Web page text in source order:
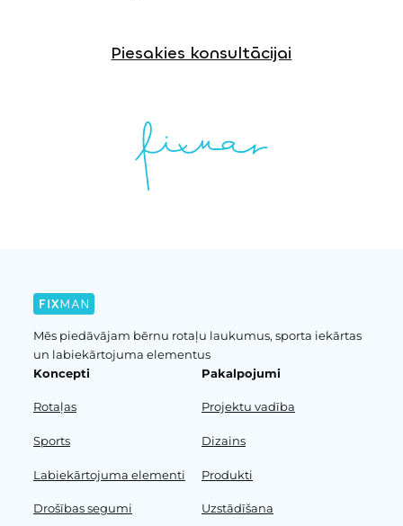
Piesakies konsultācijai
Mēs piedāvājam bērnu rotaļu laukumus, sporta iekārtas
un labiekārtojuma elementus
Koncepti
Rotaļas
Sports
Labiekārtojuma elementi
Drošības segumi
Pakalpojumi
Projektu vadība
Dizains
Produkti
Uzstādīšana